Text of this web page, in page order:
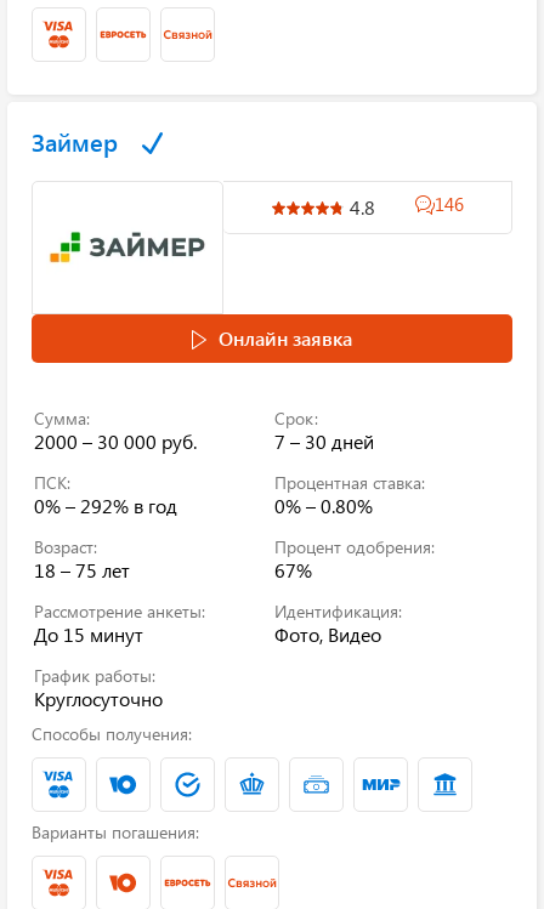
Займер
4.8 146
Онлайн заявка
Сумма:
2000 – 30 000 руб.
Срок:
7 – 30 дней
ПСК:
0% – 292% в год
Процентная ставка:
0% – 0.80%
Возраст:
18 – 75 лет
Процент одобрения:
67%
Рассмотрение анкеты:
До 15 минут
Идентификация:
Фото, Видео
График работы:
Круглосуточно
Способы получения:
Варианты погашения: